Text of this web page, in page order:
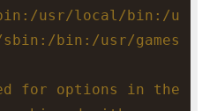
usr/local/bin:/u
bin:/usr/games
for options in the